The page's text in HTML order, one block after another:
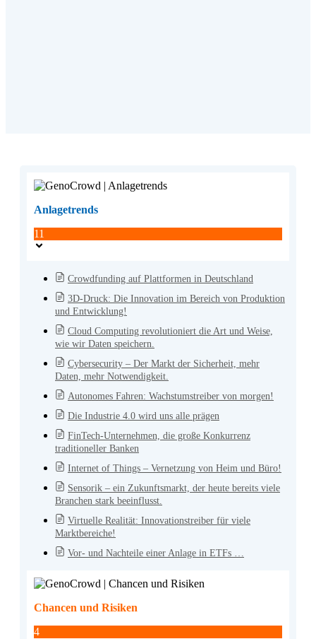
Anlagetrends
11
Crowdfunding auf Plattformen in Deutschland
3D-Druck: Die Innovation im Bereich von Produktion
und Entwicklung!
Cloud Computing revolutioniert die Art und Weise,
wie wir Daten speichern.
Cybersecurity – Der Markt der Sicherheit, mehr
Daten, mehr Notwendigkeit.
Autonomes Fahren: Wachstumstreiber von morgen!
Die Industrie 4.0 wird uns alle prägen
FinTech-Unternehmen, die große Konkurrenz
traditioneller Banken
Internet of Things – Vernetzung von Heim und Büro!
Sensorik – ein Zukunftsmarkt, der heute bereits viele
Branchen stark beeinflusst.
Virtuelle Realität: Innovationstreiber für viele
Marktbereiche!
Vor- und Nachteile einer Anlage in ETFs …
Chancen und Risiken
4